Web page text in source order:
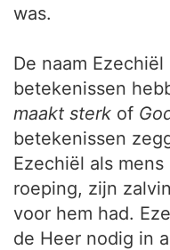
was.
De naam
betekenissen
maakt sterk of
betekenissen
Ezechiël als
roeping, zijn
voor hem had.
de Heer nodig in